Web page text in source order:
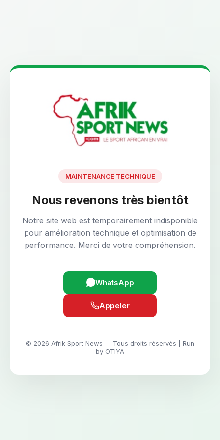
MAINTENANCE TECHNIQUE
Nous revenons très bientôt
Notre site web est temporairement indisponible
pour amélioration technique et optimisation de
performance. Merci de votre compréhension.
WhatsApp
Appeler
© 2026 Afrik Sport News — Tous droits réservés | Run
by OTIYA